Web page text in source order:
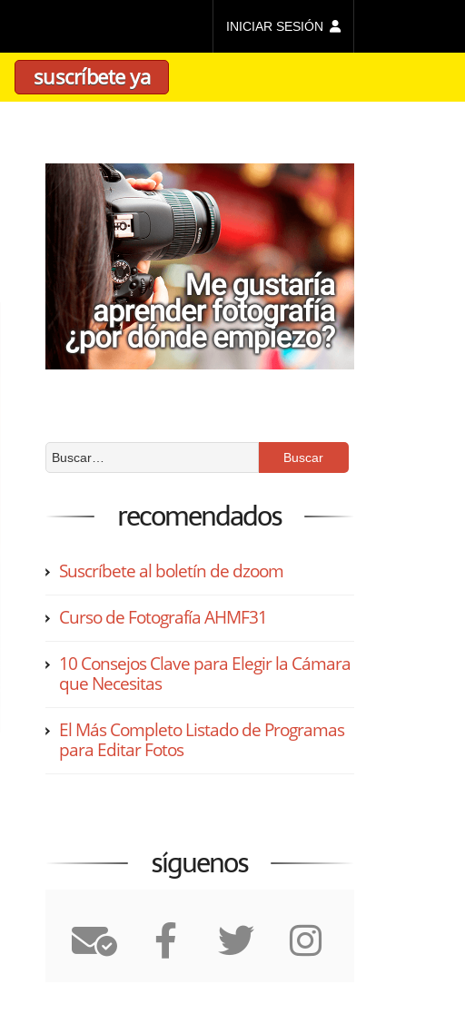
INICIAR SESIÓN
suscríbete ya
recomendados
Suscríbete al boletín de dzoom
Curso de Fotografía AHMF31
10 Consejos Clave para Elegir la Cámara
que Necesitas
El Más Completo Listado de Programas
para Editar Fotos
síguenos